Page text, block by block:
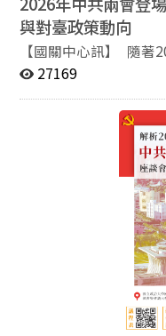
中心兼具學術深度與政策視
典範長存，其對國家民
育與學術研究之卓越
將承繼其精神，持續深
功能，回應時代需求。 －－－－－－－－－－－－ 關注
國關中心，隨時掌握最新消息
https://
https://
https://youtube.com/
https://
fid=13762&id=33943
與對臺政策動向
【國關中心訊】 隨著2026年中國「兩會」（中國全國人
民代表大會與中國人民
話、政策方向、政府
亦備受外界關注。國
簡稱「國關中心」）
學者從中國政治、經
兩會所釋出的政策訊
本場座談會由國關中
主持，與談人包括政
文、國關中心研究員
以及中華經濟研究院
王信賢指出，中國領
不尋常」形容過去一
高度警覺。他指出，
27169